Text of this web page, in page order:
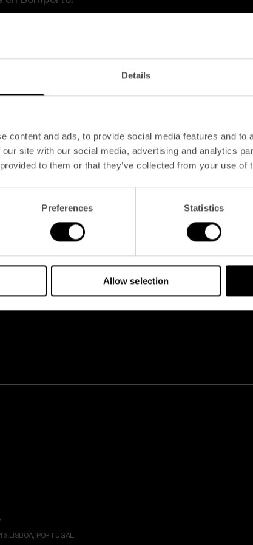
Details
content and ads, to provide social media features and to
site with our social media, advertising and analytics
to them or that they’ve collected from your use of
Preferences Statistics
Allow selection
en puestos similares;
de equipo;
SOBRE NUESTROS HOTELES Y
LISBOA, PORTUGAL